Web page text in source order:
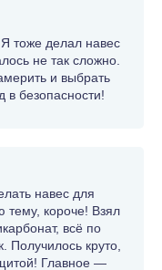
Я тоже делал навес
не так сложно.
и выбрать
в безопасности!
навес для
тему, короче! Взял
всё по
Получилось круто,
Главное —